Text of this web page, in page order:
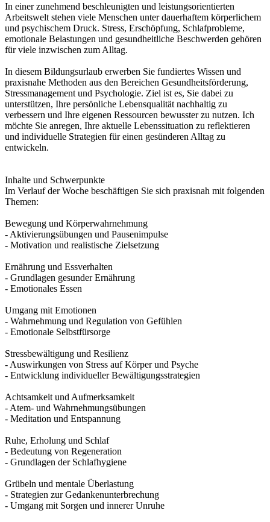
In einer zunehmend beschleunigten und leistungsorientierten
Arbeitswelt stehen viele Menschen unter dauerhaftem körperlichem
und psychischem Druck. Stress, Erschöpfung, Schlafprobleme,
emotionale Belastungen und gesundheitliche Beschwerden gehören
für viele inzwischen zum Alltag.
In diesem Bildungsurlaub erwerben Sie fundiertes Wissen und
praxisnahe Methoden aus den Bereichen Gesundheitsförderung,
Stressmanagement und Psychologie. Ziel ist es, Sie dabei zu
unterstützen, Ihre persönliche Lebensqualität nachhaltig zu
verbessern und Ihre eigenen Ressourcen bewusster zu nutzen. Ich
möchte Sie anregen, Ihre aktuelle Lebenssituation zu reflektieren
und individuelle Strategien für einen gesünderen Alltag zu
entwickeln.
Inhalte und Schwerpunkte
Im Verlauf der Woche beschäftigen Sie sich praxisnah mit folgenden
Themen:
Bewegung und Körperwahrnehmung
- Aktivierungsübungen und Pausenimpulse
- Motivation und realistische Zielsetzung
Ernährung und Essverhalten
- Grundlagen gesunder Ernährung
- Emotionales Essen
Umgang mit Emotionen
- Wahrnehmung und Regulation von Gefühlen
- Emotionale Selbstfürsorge
Stressbewältigung und Resilienz
- Auswirkungen von Stress auf Körper und Psyche
- Entwicklung individueller Bewältigungsstrategien
Achtsamkeit und Aufmerksamkeit
- Atem- und Wahrnehmungsübungen
- Meditation und Entspannung
Ruhe, Erholung und Schlaf
- Bedeutung von Regeneration
- Grundlagen der Schlafhygiene
Grübeln und mentale Überlastung
- Strategien zur Gedankenunterbrechung
- Umgang mit Sorgen und innerer Unruhe